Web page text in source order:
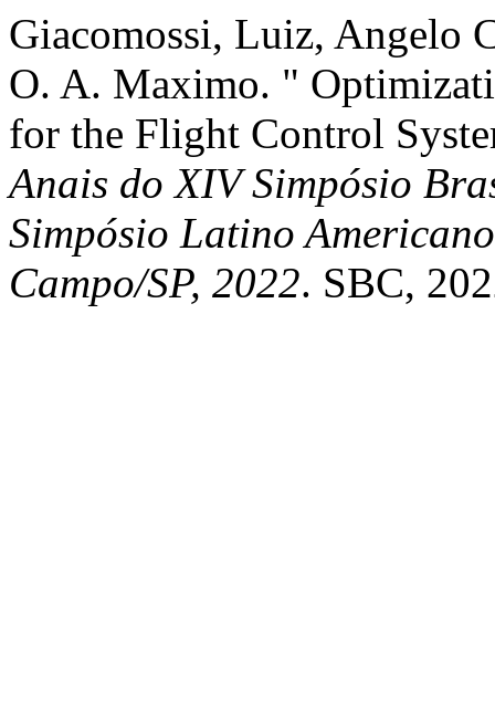
Giacomossi, Luiz, Angelo
O. A. Maximo. "
for the Flight Control
Anais do XIV Simpósio
Simpósio Latino
Campo/SP, 2022. SBC,